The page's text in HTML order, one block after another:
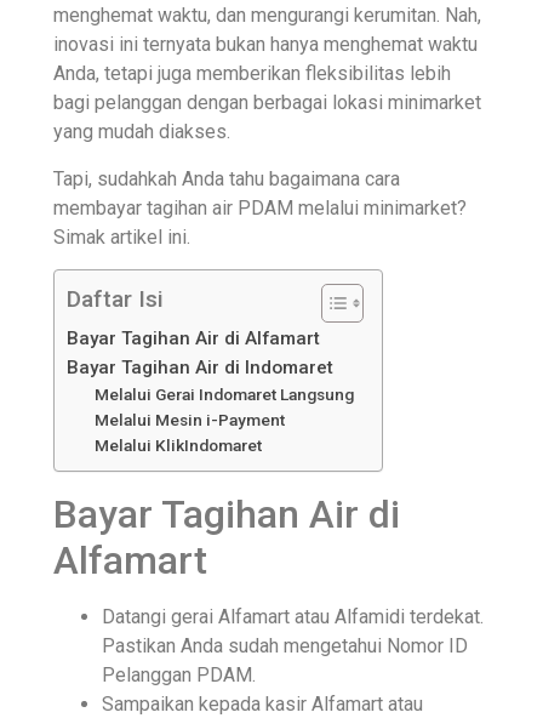
menghemat waktu, dan mengurangi kerumitan. Nah,
inovasi ini ternyata bukan hanya menghemat waktu
Anda, tetapi juga memberikan fleksibilitas lebih
bagi pelanggan dengan berbagai lokasi minimarket
yang mudah diakses.
Tapi, sudahkah Anda tahu bagaimana cara
membayar tagihan air PDAM melalui minimarket?
Simak artikel ini.
Daftar Isi
Bayar Tagihan Air di Alfamart
Bayar Tagihan Air di Indomaret
Melalui Gerai Indomaret Langsung
Melalui Mesin i-Payment
Melalui KlikIndomaret
Bayar Tagihan Air di
Alfamart
Datangi gerai Alfamart atau Alfamidi terdekat.
Pastikan Anda sudah mengetahui Nomor ID
Pelanggan PDAM.
Sampaikan kepada kasir Alfamart atau